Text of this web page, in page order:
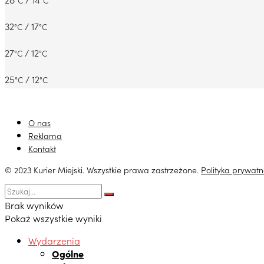
32°C / 17°C
27°C / 12°C
25°C / 12°C
O nas
Reklama
Kontakt
© 2023 Kurier Miejski. Wszystkie prawa zastrzeżone. Polityka
Brak wyników
Pokaż wszystkie wyniki
Wydarzenia
Ogólne